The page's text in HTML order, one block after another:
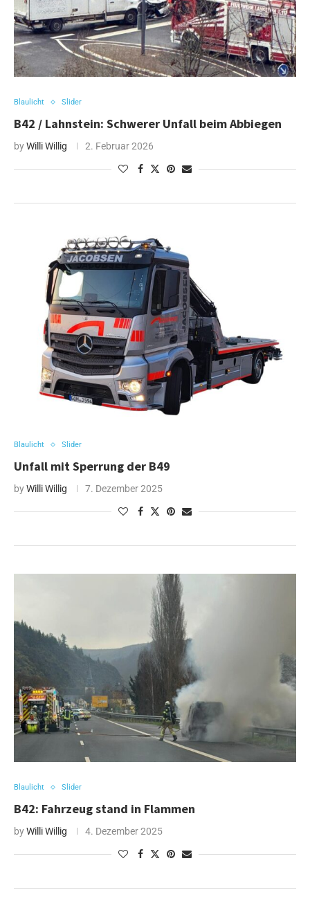
Blaulicht Slider
B42 / Lahnstein: Schwerer Unfall beim Abbiegen
byWilli Willig 2. Februar 2026
Blaulicht Slider
Unfall mit Sperrung der B49
byWilli Willig 7. Dezember 2025
Blaulicht Slider
B42: Fahrzeug stand in Flammen
byWilli Willig 4. Dezember 2025